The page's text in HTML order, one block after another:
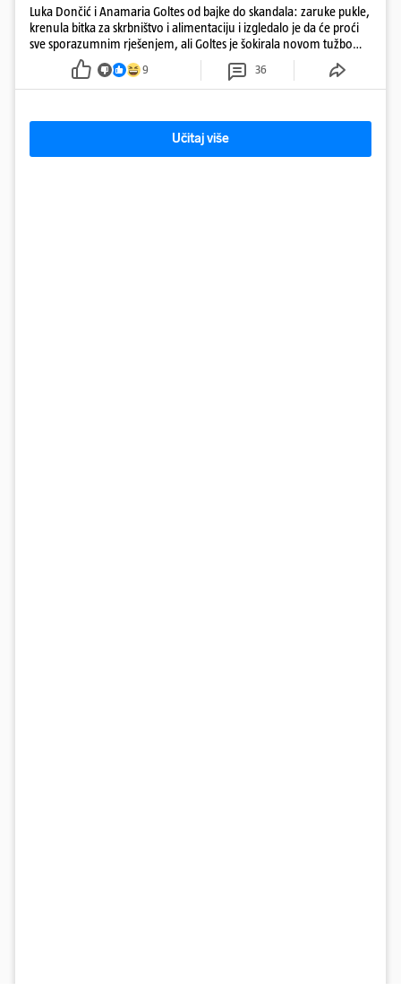
Luka Dončić i Anamaria Goltes od bajke do skandala: zaruke pukle,
krenula bitka za skrbništvo i alimentaciju i izgledalo je da će proći
sve sporazumnim rješenjem, ali Goltes je šokirala novom tužbom
u Sloveniji
9 36
Učitaj više